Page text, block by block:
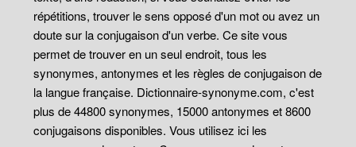
répétitions, trouver le sens opposé d'un mot ou avez un
doute sur la conjugaison d'un verbe. Ce site vous
permet de trouver en un seul endroit, tous les
synonymes, antonymes et les règles de conjugaison de
la langue française. Dictionnaire-synonyme.com, c'est
plus de 44800 synonymes, 15000 antonymes et 8600
conjugaisons disponibles. Vous utilisez ici les